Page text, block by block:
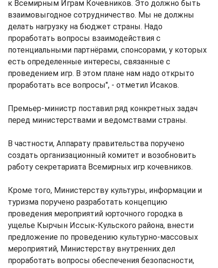
к Всемирным Играм Кочевников. Это должно быть
взаимовыгодное сотрудничество. Мы не должны
делать нагрузку на бюджет страны. Надо
проработать вопросы взаимодействия с
потенциальными партнёрами, спонсорами, у которых
есть определенные интересы, связанные с
проведением игр. В этом плане нам надо открыто
проработать все вопросы", - отметил Исаков.
Премьер-министр поставил ряд конкретных задач
перед министерствами и ведомствами страны.
В частности, Аппарату правительства поручено
создать организационный комитет и возобновить
работу секретариата Всемирных игр кочевников.
Кроме того, Министерству культуры, информации и
туризма поручено разработать концепцию
проведения мероприятий юрточного городка в
ущелье Кырчын Иссык-Кульского района, внести
предложение по проведению культурно-массовых
мероприятий, Министерству внутренних дел
проработать вопросы обеспечения безопасности,